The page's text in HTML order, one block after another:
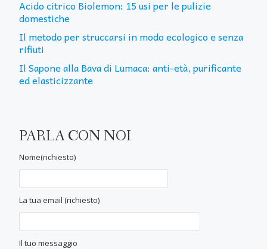
Acido citrico Biolemon: 15 usi per le pulizie
domestiche
Il metodo per struccarsi in modo ecologico e senza
rifiuti
Il Sapone alla Bava di Lumaca: anti-età, purificante
ed elasticizzante
PARLA CON NOI
Nome(richiesto)
La tua email (richiesto)
Il tuo messaggio